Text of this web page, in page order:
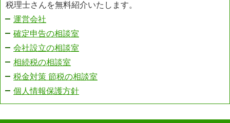
税理士さんを無料紹介いたします。
運営会社
確定申告の相談室
会社設立の相談室
相続税の相談室
税金対策 節税の相談室
個人情報保護方針